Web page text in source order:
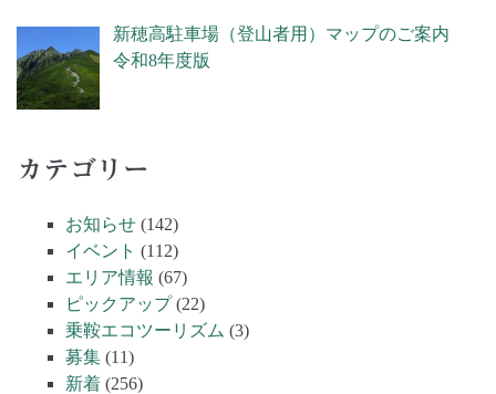
新穂高駐車場（登山者用）マップのご案内
令和8年度版
カテゴリー
お知らせ (142)
イベント (112)
エリア情報 (67)
ピックアップ(22)
乗鞍エコツーリズム (3)
募集 (11)
新着 (256)